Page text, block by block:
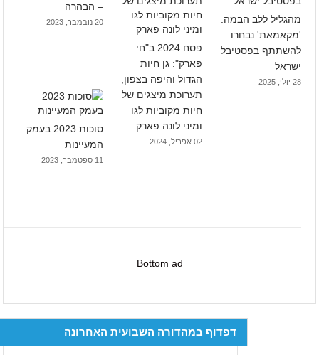
מהגליל ללב הבמה:
'מקאמאת' נבחרו
להשתתף בפסטיבל
ישראל
28 יולי, 2025
פסח 2024 ב"חי
פארק": גן חיות
הגדול והיפה בצפון,
תערוכת מיצגים של
חיות מקוביות לגו
ומיני לונה פארק
02 אפריל, 2024
– הבהרה
20 נובמבר, 2023
סוכות 2023 בעמק
המעיינות
11 ספטמבר, 2023
Bottom ad
דפדוף במהדורה השבועית האחרונה